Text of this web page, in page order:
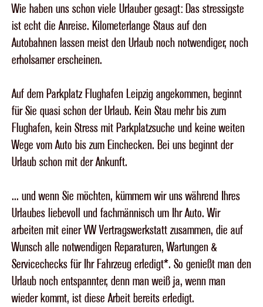
Wie haben uns schon viele Urlauber gesagt: Das stressigste
ist echt die Anreise. Kilometerlange Staus auf den
Autobahnen lassen meist den Urlaub noch notwendiger, noch
erholsamer erscheinen.
Auf dem Parkplatz Flughafen Leipzig angekommen, beginnt
für Sie quasi schon der Urlaub. Kein Stau mehr bis zum
Flughafen, kein Stress mit Parkplatzsuche und keine weiten
Wege vom Auto bis zum Einchecken. Bei uns beginnt der
Urlaub schon mit der Ankunft.
... und wenn Sie möchten, kümmern wir uns während Ihres
Urlaubes liebevoll und fachmännisch um Ihr Auto. Wir
arbeiten mit einer VW Vertragswerkstatt zusammen, die auf
Wunsch alle notwendigen Reparaturen, Wartungen &
Servicechecks für Ihr Fahrzeug erledigt*. So genießt man den
Urlaub noch entspannter, denn man weiß ja, wenn man
wieder kommt, ist diese Arbeit bereits erledigt.